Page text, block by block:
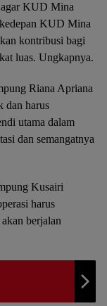
agar KUD Mina
KUD Mina
kontribusi bagi
luas. Ungkapnya.
Riana Apriana
dan harus
utama dalam
dan semangatnya
Kusairi
harus
berjalan